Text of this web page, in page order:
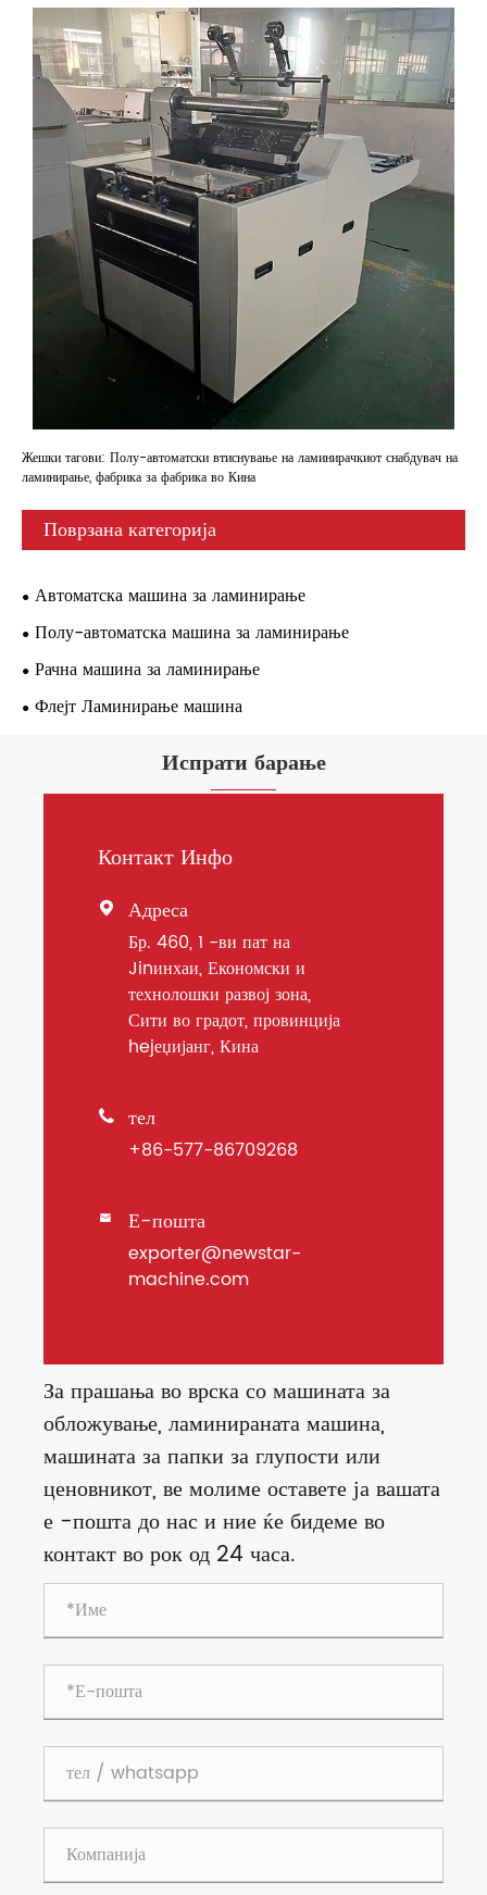
Жешки тагови: Полу-автоматски втиснување на ламинирачкиот снабдувач на
ламинирање, фабрика за фабрика во Кина
Поврзана категорија
Автоматска машина за ламинирање
Полу-автоматска машина за ламинирање
Рачна машина за ламинирање
Флејт Ламинирање машина
Испрати барање
Контакт Инфо
 Адреса
Бр. 460, 1 -ви пат на
Jinинхаи, Економски и
технолошки развој зона,
Сити во градот, провинција
hejеџијанг, Кина
 тел
+86-577-86709268
 Е-пошта
exporter@newstar-
machine.com
За прашања во врска со машината за
обложување, ламинираната машина,
машината за папки за глупости или
ценовникот, ве молиме оставете ја вашата
е -пошта до нас и ние ќе бидеме во
контакт во рок од 24 часа.